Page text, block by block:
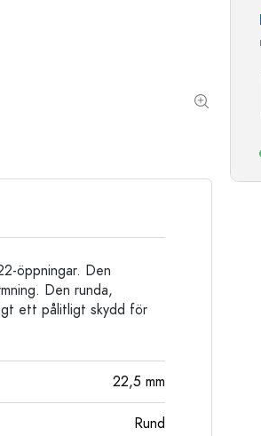
öppningar. Den
Den runda,
ett pålitligt skydd för
22,5 mm
Rund